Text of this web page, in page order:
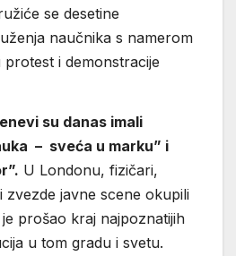
se desetine
naučnika s namerom
i demonstracije
su danas imali
– sveća u marku” i
U Londonu, fizičari,
zvezde javne scene okupili
prošao kraj najpoznatijih
u tom gradu i svetu.